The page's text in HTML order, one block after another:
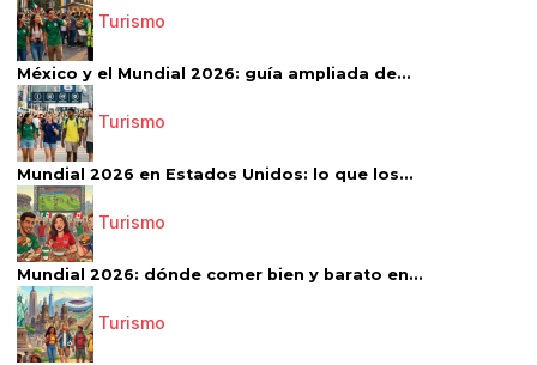
Turismo
México y el Mundial 2026: guía ampliada de...
Turismo
Mundial 2026 en Estados Unidos: lo que los...
Turismo
Mundial 2026: dónde comer bien y barato en...
Turismo